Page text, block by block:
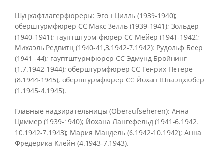
Шуцхафтлагерфюреры: Эгон Цилль (1939-1940);
оберштурмфюрер СС Макс Зелль (1939-1941); Зольдер
(1940-1941); гауптштурм-фюрер СС Мейер (1941-1942);
Михаэль Редвитц (1940-41,3.1942-7.1942); Рудольф Беер
(1941 -44); гауптштурмфюрер СС Эдмунд Бройнинг
(1.7.1942-1944); оберштурмфюрер СС Генрих Петере
(8.1944-1945); оберштурмфюрер СС Йохан Шварцхюбер
(1.1945-4.1945).
Главные надзирательницы (Oberaufseheren): Анна
Циммер (1939-1940); Йохана Лангефельд (1941-6.1942,
10.1942-7.1943); Мария Мандель (6.1942-10.1942); Анна
Фредерика Клейн (4.1943-7.1943).